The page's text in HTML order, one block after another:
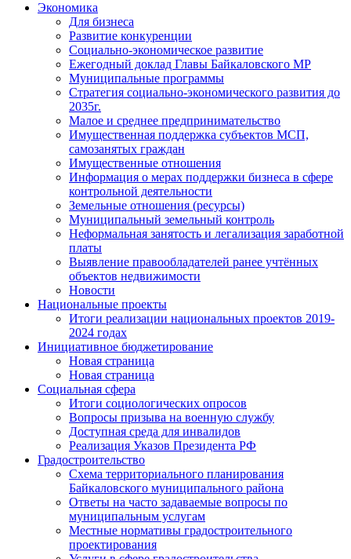
Экономика
Для бизнеса
Развитие конкуренции
Социально-экономическое развитие
Ежегодный доклад Главы Байкаловского МР
Муниципальные программы
Стратегия социально-экономического развития до
2035г.
Малое и среднее предпринимательство
Имущественная поддержка субъектов МСП,
самозанятых граждан
Имущественные отношения
Информация о мерах поддержки бизнеса в сфере
контрольной деятельности
Земельные отношения (ресурсы)
Муниципальный земельный контроль
Неформальная занятость и легализация заработной
платы
Выявление правообладателей ранее учтённых
объектов недвижимости
Новости
Национальные проекты
Итоги реализации национальных проектов 2019-
2024 годах
Инициативное бюджетирование
Новая страница
Новая страница
Социальная сфера
Итоги социологических опросов
Вопросы призыва на военную службу
Доступная среда для инвалидов
Реализация Указов Президента РФ
Градостроительство
Схема территориального планирования
Байкаловского муниципального района
Ответы на часто задаваемые вопросы по
муниципальным услугам
Местные нормативы градостроительного
проектирования